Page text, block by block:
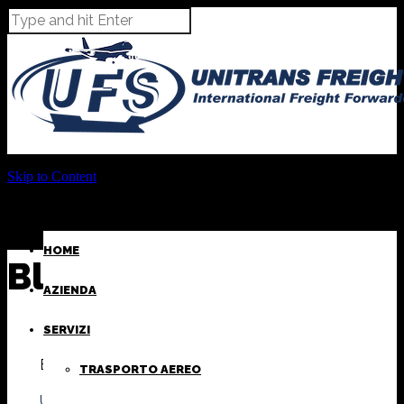
HOME
AZIENDA
SERVIZI
TRASPORTO AEREO
Skip to Content
Blog Archives
By